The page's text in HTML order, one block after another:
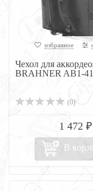
избранное
Чехол для
BRAHNER AB1-
(0)
1 472 ₽
В